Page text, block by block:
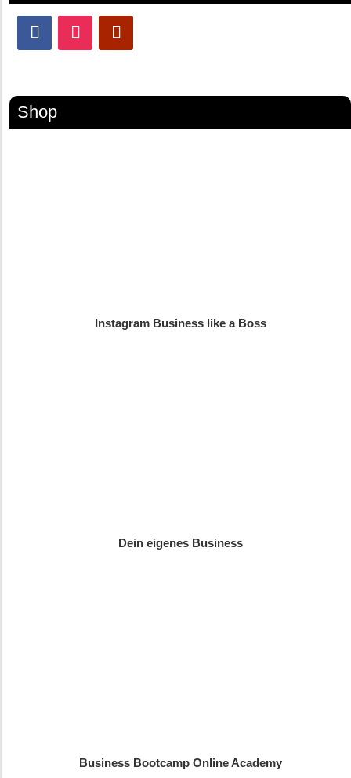
Shop
Instagram Business like a Boss
Dein eigenes Business
Business Bootcamp Online Academy